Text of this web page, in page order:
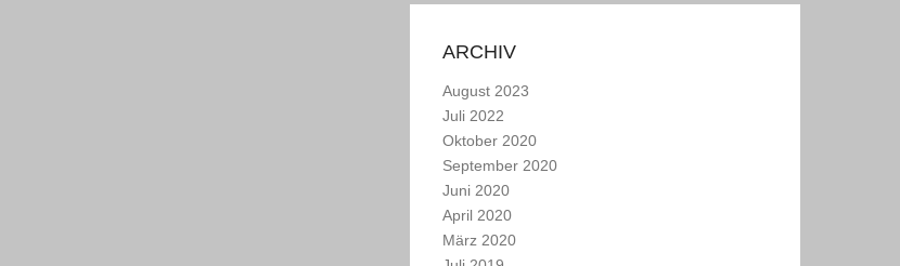
ARCHIV
August 2023
Juli 2022
Oktober 2020
September 2020
Juni 2020
April 2020
März 2020